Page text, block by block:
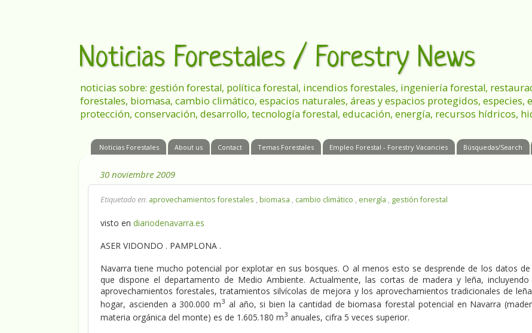
Noticias Forestales / Forestry News
noticias sobre: gestión forestal, política forestal, incendios forestales, ingeniería forestal,
forestales, biomasa, cambio climático, espacios naturales, áreas y espacios protegidos, especies,
protección, conservación, desarrollo, tecnología forestal, educación, energía, recursos hídricos,
Noticias Forestales About us Contact Temas Forestales Empleo Forestal - Forestry Vacancies Búsquedas/Search
30 noviembre 2009
Etiquetado en: aprovechamientos forestales , biomasa , cambio climático , energía , gestión forestal
visto en diariodenavarra.es
ASER VIDONDO . PAMPLONA .
Navarra tiene mucho potencial por explotar en sus bosques. O al menos esto se desprende de los datos de
que dispone el departamento de Medio Ambiente. Actualmente, las cortas de madera y leña, incluyendo
aprovechamientos forestales, tratamientos silvícolas de mejora y los aprovechamientos tradicionales de
hogar, ascienden a 300.000 m3 al año, si bien la cantidad de biomasa forestal potencial en Navarra
materia orgánica del monte) es de 1.605.180 m3 anuales, cifra 5 veces superior.